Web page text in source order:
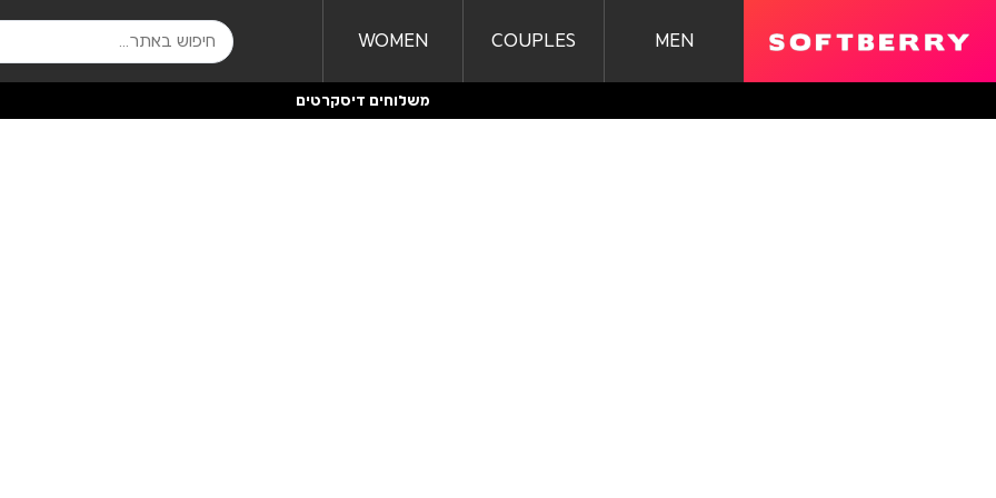
MEN
COUPLES
WOMEN
משלוחים דיסקרטים